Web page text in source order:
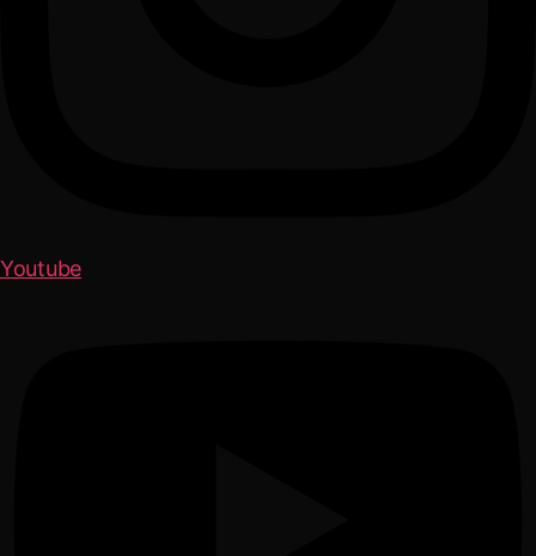
Youtube